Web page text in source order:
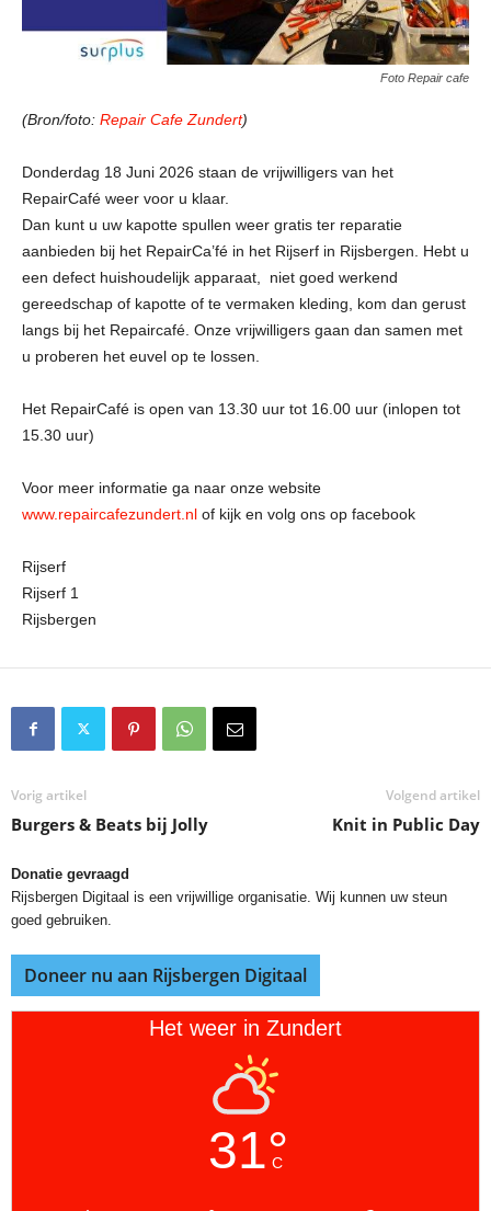
Foto Repair cafe
(Bron/foto: Repair Cafe Zundert)
Donderdag 18 Juni 2026 staan de vrijwilligers van het
RepairCafé weer voor u klaar.
Dan kunt u uw kapotte spullen weer gratis ter reparatie
aanbieden bij het RepairCa’fé in het Rijserf in Rijsbergen. Hebt u
een defect huishoudelijk apparaat, niet goed werkend
gereedschap of kapotte of te vermaken kleding, kom dan gerust
langs bij het Repaircafé. Onze vrijwilligers gaan dan samen met
u proberen het euvel op te lossen.
Het RepairCafé is open van 13.30 uur tot 16.00 uur (inlopen tot
15.30 uur)
Voor meer informatie ga naar onze website
www.repaircafezundert.nl of kijk en volg ons op facebook
Rijserf
Rijserf 1
Rijsbergen
Vorig artikel
Burgers & Beats bij Jolly
Volgend artikel
Knit in Public Day
Donatie gevraagd
Rijsbergen Digitaal is een vrijwillige organisatie. Wij kunnen uw steun
goed gebruiken.
Doneer nu aan Rijsbergen Digitaal
Het weer in Zundert
31°
C